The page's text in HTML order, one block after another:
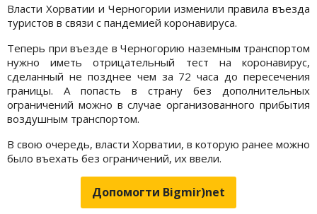
Власти Хорватии и Черногории изменили правила въезда
туристов в связи с пандемией коронавируса.
Теперь при въезде в Черногорию наземным транспортом
нужно иметь отрицательный тест на коронавирус,
сделанный не позднее чем за 72 часа до пересечения
границы. А попасть в страну без дополнительных
ограничений можно в случае организованного прибытия
воздушным транспортом.
В свою очередь, власти Хорватии, в которую ранее можно
было въехать без ограничений, их ввели.
Допомогти Bigmir)net